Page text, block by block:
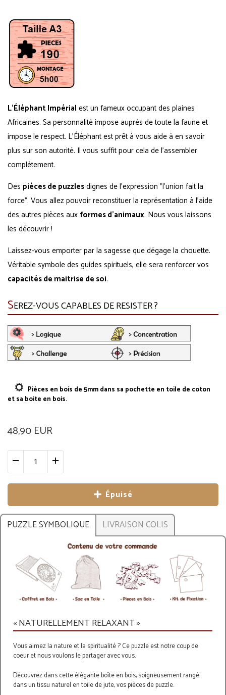
L’Éléphant Impérial est un fameux occupant des plaines
Africaines. Sa personnalité impose auprès de toute la faune et
impose le respect. L’Éléphant est prêt à vous aide à en savoir
plus sur son autorité. Il vous suffit pour cela de l’assembler
complètement.
Des pièces de puzzlesdignes de l'expression "l'union fait la
force". Vous allez pouvoir reconstituer la représentation à l'aide
des autres pièces aux formes d'animaux. Nous vous laissons
les découvrir !
Laissez-vous emporter par la sagesse que dégage la chouette.
Véritable symbole des guides spirituels, elle sera renforcer vos
capacités de maitrise de soi.
SEREZ-VOUS CAPABLES DE RESISTER ?
Pièces en bois de 5mm dans sa pochette en toile de coton
et sa boite en bois.
48,90 EUR
Épuisé
PUZZLE SYMBOLIQUE LIVRAISON COLIS
« NATURELLEMENT RELAXANT »
Vous aimez la nature et la spiritualité ? Ce puzzle est notre coup de
coeur et nous voulons le partager avec vous.
Découvrez dans cette élégante boîte en bois, soigneusement rangé
dans un tissu naturel en toile de jute, vos pièces de puzzle.